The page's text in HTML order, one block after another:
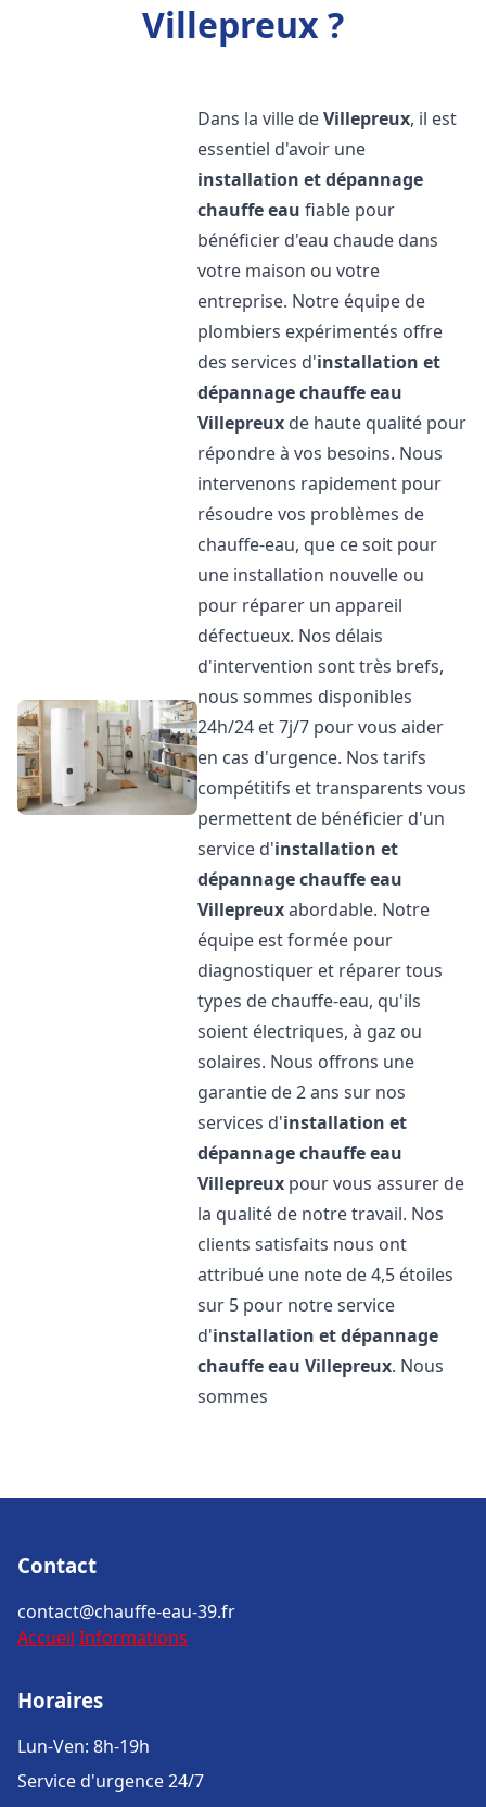
Villepreux ?
Dans la ville deVillepreux, il est
essentiel d'avoir une
installation et dépannage
chauffe eau fiable pour
bénéficier d'eau chaude dans
votre maison ou votre
entreprise. Notre équipe de
plombiers expérimentés offre
des services d'installation et
dépannage chauffe eau
Villepreux de haute qualité pour
répondre à vos besoins. Nous
intervenons rapidement pour
résoudre vos problèmes de
chauffe-eau, que ce soit pour
une installation nouvelle ou
pour réparer un appareil
défectueux. Nos délais
d'intervention sont très brefs,
nous sommes disponibles
24h/24 et 7j/7 pour vous aider
en cas d'urgence. Nos tarifs
compétitifs et transparents vous
permettent de bénéficier d'un
service d'installation et
dépannage chauffe eau
Villepreuxabordable. Notre
équipe est formée pour
diagnostiquer et réparer tous
types de chauffe-eau, qu'ils
soient électriques, à gaz ou
solaires. Nous offrons une
garantie de 2 ans sur nos
services d'installation et
dépannage chauffe eau
Villepreux pour vous assurer de
la qualité de notre travail. Nos
clients satisfaits nous ont
attribué une note de 4,5 étoiles
sur 5 pour notre service
d'installation et dépannage
chauffe eau Villepreux. Nous
sommes
Contact
contact@chauffe-eau-39.fr
Accueil Informations
Horaires
Lun-Ven: 8h-19h
Service d'urgence 24/7